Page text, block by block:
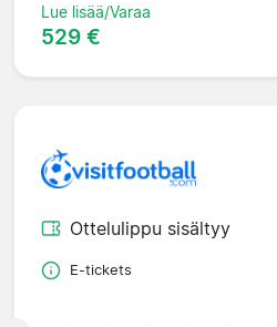
Lue lisää/Varaa
529 €
Ottelulippu sisältyy
E-tickets